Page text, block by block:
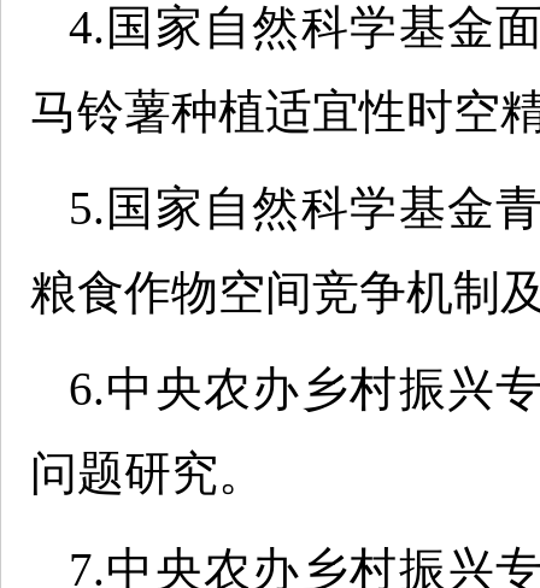
4.国家自然科学基金
马铃薯种植适宜性时空
5.国家自然科学基金
粮食作物空间竞争机制
6.中央农办乡村振兴
问题研究。
7.中央农办乡村振兴